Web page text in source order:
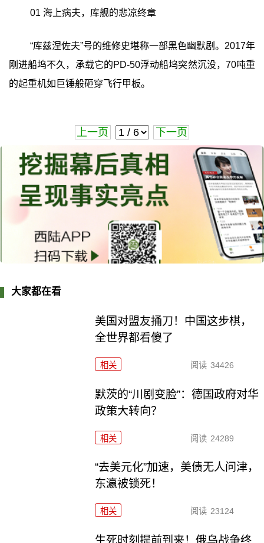
01 海上病夫，库舰的悲凉终章
“库兹涅佐夫”号的维修史堪称一部黑色幽默剧。2017年
刚进船坞不久，承载它的PD-50浮动船坞突然沉没，70吨重
的起重机如巨锤般砸穿飞行甲板。
上一页 下一页
大家都在看
美国对盟友捅刀！中国这步棋，
全世界都看傻了
相关 阅读 34426
默茨的“川剧变脸”：德国政府对华
政策大转向？
相关 阅读 24289
“去美元化”加速，美债无人问津，
东瀛被锁死！
相关 阅读 23124